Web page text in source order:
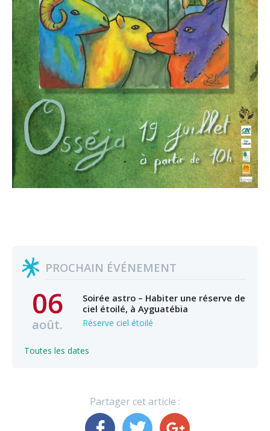
PROCHAIN ÉVÉNEMENT
06
août.
Soirée astro – Habiter une réserve de
ciel étoilé, à Ayguatébia
Réserve ciel étoilé
Toutes les dates
Partager cet article :